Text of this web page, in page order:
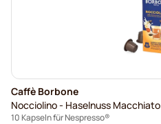
Caffè Borbone
Nocciolino - Haselnuss Macchiato
10 Kapseln für Nespresso®